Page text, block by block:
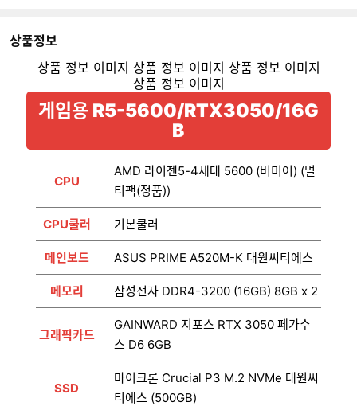
상품정보
게임용 R5-5600/RTX3050/16G
B
CPU
AMD 라이젠5-4세대 5600 (버미어) (멀
티팩(정품))
CPU쿨러 기본쿨러
메인보드 ASUS PRIME A520M-K 대원씨티에스
메모리 삼성전자 DDR4-3200 (16GB) 8GB x 2
그래픽카드
GAINWARD 지포스 RTX 3050 페가수
스 D6 6GB
SSD
마이크론 Crucial P3 M.2 NVMe 대원씨
티에스 (500GB)